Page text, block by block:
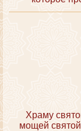
Храму
мощей